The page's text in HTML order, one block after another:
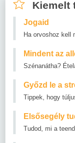
Kiemelt
Jogaid
Ha orvoshoz kell
Mindent az
Szénanátha?
Győzd le a
Tippek, hogy
Elsősegély
Tudod, mi a